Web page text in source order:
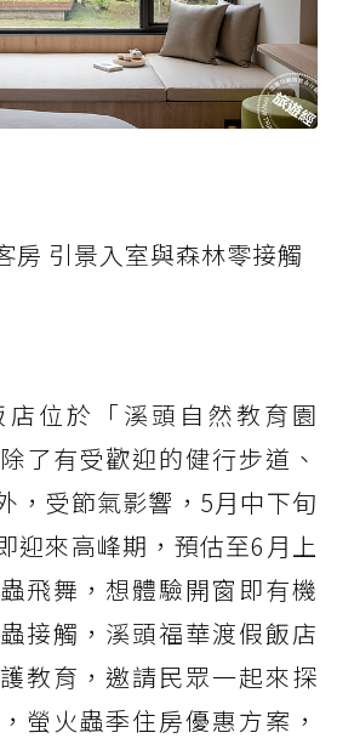
房 引景入室與森林零接觸
位於「溪頭自然教育園
了有受歡迎的健行步道、
，受節氣影響，5月中下旬
迎來高峰期，預估至6月上
飛舞，想體驗開窗即有機
接觸，溪頭福華渡假飯店
教育，邀請民眾一起來探
螢火蟲季住房優惠方案，